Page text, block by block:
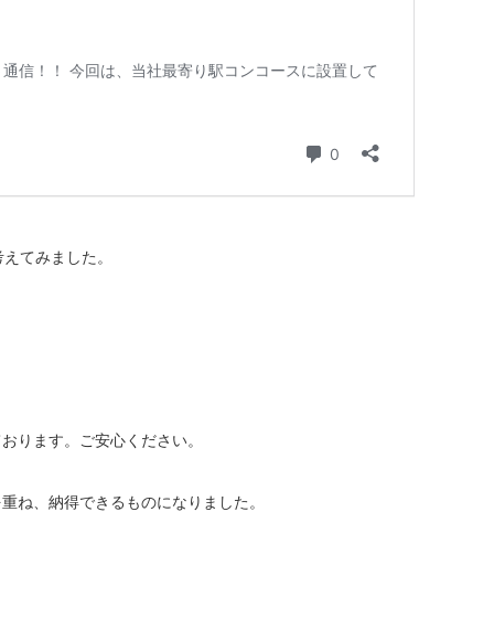
てみました。
ります。ご安心ください。
ね、納得できるものになりました。